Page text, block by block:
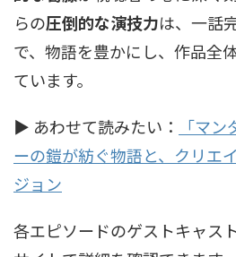
らの圧倒的な演技力は、一話
で、物語を豊かにし、作品全
ています。
▶ あわせて読みたい：
「マ
ーの鎧が紡ぐ物語と、クリエ
ジョン
各エピソードのゲストキャス